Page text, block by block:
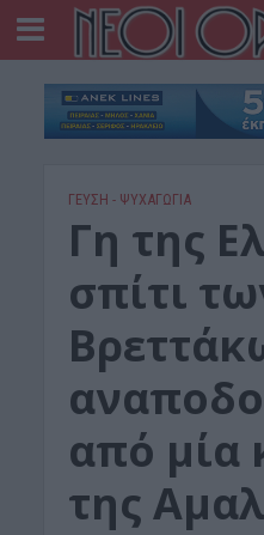
ΓΕΎΣΗ - ΨΥΧΑΓΩΓΊΑ
Γη της
σπίτι
από μία
της